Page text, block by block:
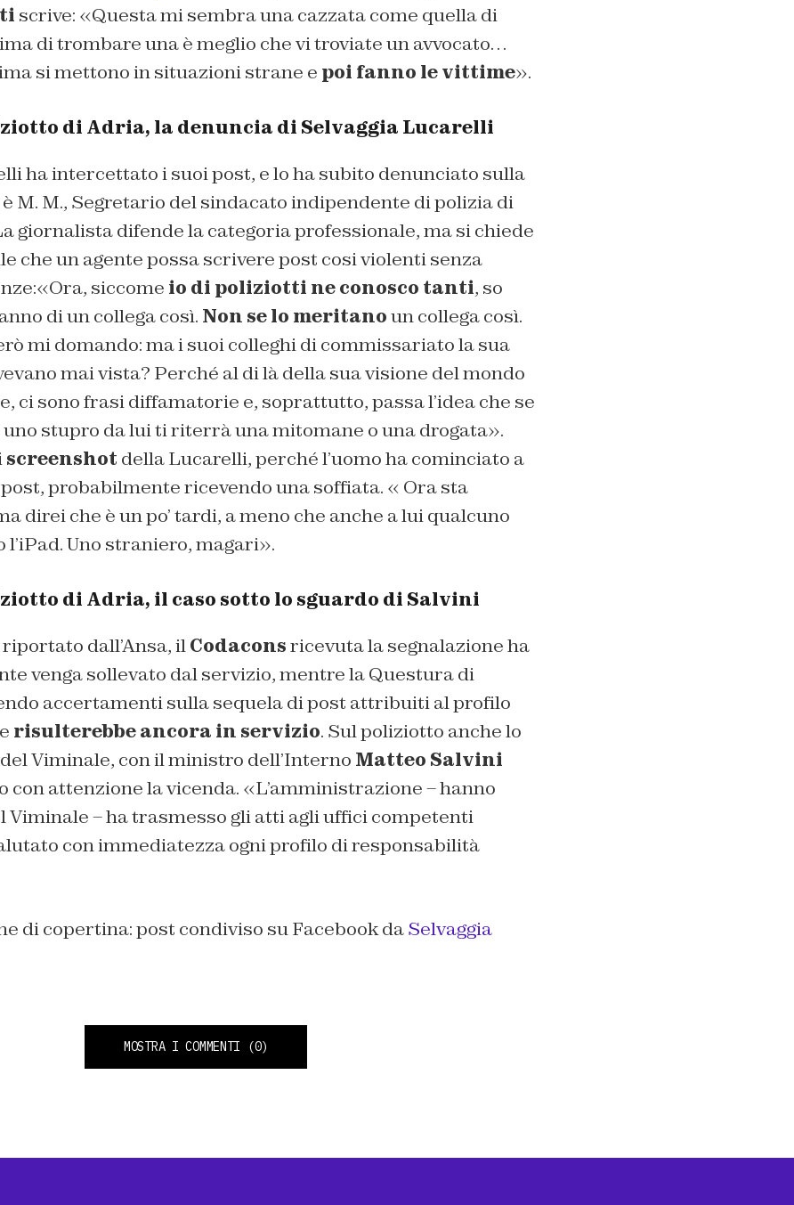
scrive: «Questa mi sembra una cazzata come quella di
di trombare una è meglio che vi troviate un avvocato…
si mettono in situazioni strane e poi fanno le vittime».
di Adria, la denuncia di Selvaggia Lucarelli
ha intercettato i suoi post, e lo ha subito denunciato sulla
M. M., Segretario del sindacato indipendente di polizia di
giornalista difende la categoria professionale, ma si chiede
che un agente possa scrivere post cosi violenti senza
siccome io di poliziotti ne conosco tanti, so
di un collegacosì. Non se lo meritanoun collega così.
mi domando: ma i suoi colleghi di commissariato la sua
mai vista? Perché al di là della sua visione del mondo
ci sono frasi diffamatorie e, soprattutto, passa l’idea che se
stupro da lui ti riterrà una mitomane o una drogata».
screenshot della Lucarelli, perché l’uomo ha cominciato a
probabilmente ricevendo una soffiata. « Ora sta
direi che è un po’ tardi, a meno che anche a lui qualcuno
Uno straniero, magari».
di Adria, il caso sotto lo sguardo di Salvini
dall’Ansa, ilCodaconsricevuta la segnalazione ha
venga sollevato dal servizio, mentre la Questura di
accertamenti sulla sequela di post attribuiti al profilo
risulterebbe ancora in servizio. Sul poliziotto anche lo
Viminale, con il ministro dell’Interno Matteo Salvini
con attenzione la vicenda. «L’amministrazione – hanno
Viminale – ha trasmesso gli atti agli uffici competenti
con immediatezza ogni profilo di responsabilità
di copertina: post condiviso su Facebook daSelvaggia
MOSTRA I COMMENTI (0)